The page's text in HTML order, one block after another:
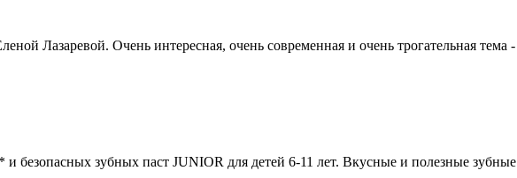
Лазаревой. Очень интересная, очень современная и очень трогательная тема -
безопасных зубных паст JUNIOR для детей 6-11 лет. Вкусные и полезные зубные